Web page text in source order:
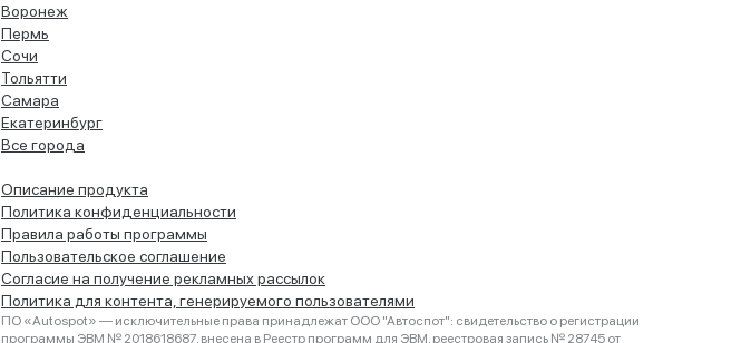
Воронеж
Пермь
Сочи
Тольятти
Самара
Екатеринбург
Все города
Описание продукта
Политика конфиденциальности
Правила работы программы
Пользовательское соглашение
Согласие на получение рекламных рассылок
Политика для контента, генерируемого пользователями
ПО «Autospot» — исключительные права принадлежат ООО "Автоспот": свидетельство о регистрации
программы ЭВМ № 2018618687, внесена в Реестр программ для ЭВМ, реестровая запись № 28745 от